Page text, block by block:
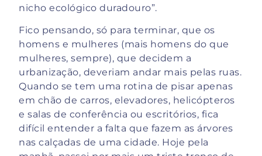
nicho ecológico duradouro”.
Fico pensando, só para terminar, que os
homens e mulheres (mais homens do que
mulheres, sempre), que decidem a
urbanização, deveriam andar mais pelas ruas.
Quando se tem uma rotina de pisar apenas
em chão de carros, elevadores, helicópteros
e salas de conferência ou escritórios, fica
difícil entender a falta que fazem as árvores
nas calçadas de uma cidade. Hoje pela